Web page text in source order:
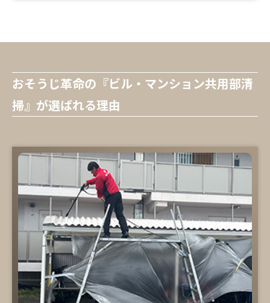
おそうじ革命の『ビル・マンション共用部清
掃』が選ばれる理由